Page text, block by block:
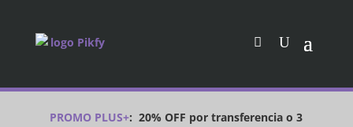
PROMO PLUS+:20% OFF por transferencia o 3